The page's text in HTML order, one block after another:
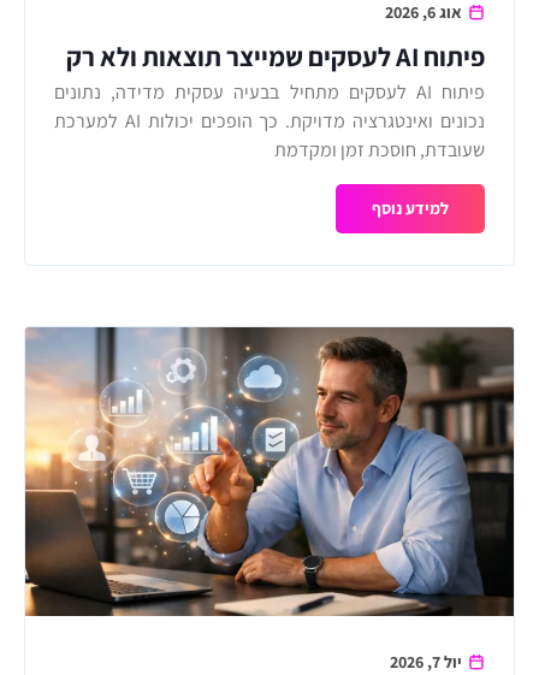
אוג 6, 2026
פיתוח AI לעסקים שמייצר תוצאות ולא רק
דמו
פיתוח AI לעסקים מתחיל בבעיה עסקית מדידה, נתונים
נכונים ואינטגרציה מדויקת. כך הופכים יכולות AI למערכת
שעובדת, חוסכת זמן ומקדמת
למידע נוסף
יול 7, 2026